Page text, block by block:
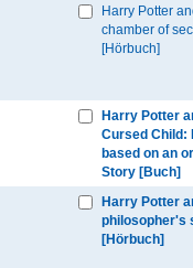
Harry Potter
chamber of
[Hörbuch]
Harry Potter
Cursed Child:
based on an
Story [Buch]
Harry Potter
philosopher's
[Hörbuch]